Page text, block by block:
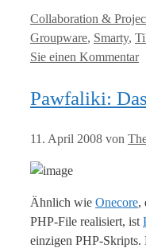
Kategorien
Collaboration &
Groupware, Smarty,
Sie einen Kommentar
Pawfaliki:
11. April 2008 von
Ähnlich wie Onecore,
PHP-File realisiert, ist
einzigen PHP-